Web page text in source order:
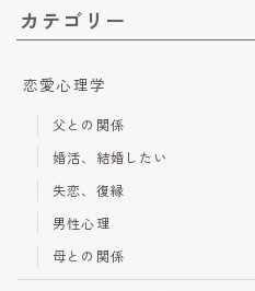
カテゴリー
恋愛心理学
父との関係
婚活、結婚したい
失恋、復縁
男性心理
母との関係